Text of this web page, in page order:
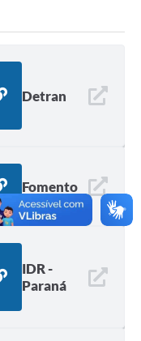
Detran
Fomento
IDR -
Paraná